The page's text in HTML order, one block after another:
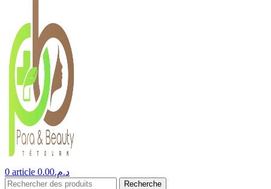
0 article د.م.0.00
Recherche